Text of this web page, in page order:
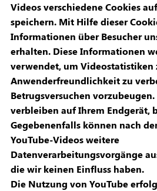
Videos verschiedene Cookies
speichern. Mit Hilfe dieser
Informationen über Besucher
erhalten. Diese Informationen
verwendet, um Videostatistiken
Anwenderfreundlichkeit zu
Betrugsversuchen vorzubeugen.
verbleiben auf Ihrem Endgerät,
Gegebenenfalls können nach
YouTube-Videos weitere
Datenverarbeitungsvorgänge
die wir keinen Einfluss haben.
Die Nutzung von YouTube